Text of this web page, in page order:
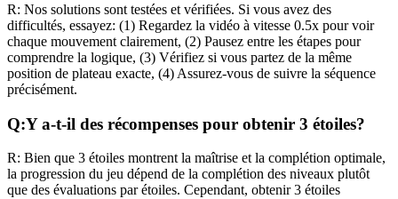
R: Nos solutions sont testées et vérifiées. Si vous avez des
difficultés, essayez: (1) Regardez la vidéo à vitesse 0.5x pour voir
chaque mouvement clairement, (2) Pausez entre les étapes pour
comprendre la logique, (3) Vérifiez si vous partez de la même
position de plateau exacte, (4) Assurez-vous de suivre la séquence
précisément.
Q:Y a-t-il des récompenses pour obtenir 3 étoiles?
R: Bien que 3 étoiles montrent la maîtrise et la complétion optimale,
la progression du jeu dépend de la complétion des niveaux plutôt
que des évaluations par étoiles. Cependant, obtenir 3 étoiles